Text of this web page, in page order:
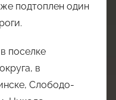
подтоплен один
поселке
в
Слободо-